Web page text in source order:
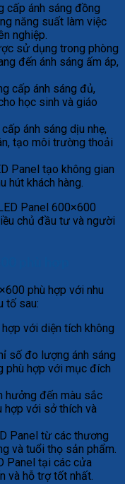
cấp ánh sáng đồng
năng suất làm việc
nghiệp.
sử dụng trong phòng
đến ánh sáng ấm áp,
cấp ánh sáng đủ,
học sinh và giáo
ánh sáng dịu nhẹ,
tạo môi trường thoải
Panel tạo không gian
hút khách hàng.
Panel 600×600
chủ đầu tư và người
phù hợp với nhu
tố sau:
với diện tích không
số đo lượng ánh sáng
phù hợp với mục đích
hưởng đến màu sắc
hợp với sở thích và
Panel từ các thương
và tuổi thọ sản phẩm.
Panel tại các cửa
và hỗ trợ tốt nhất.